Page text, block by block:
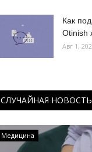
Как
Otinish
Авг 1,
СЛУЧАЙНАЯ НОВОСТЬ
Медицина